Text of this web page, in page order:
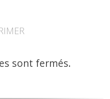
sont fermés.